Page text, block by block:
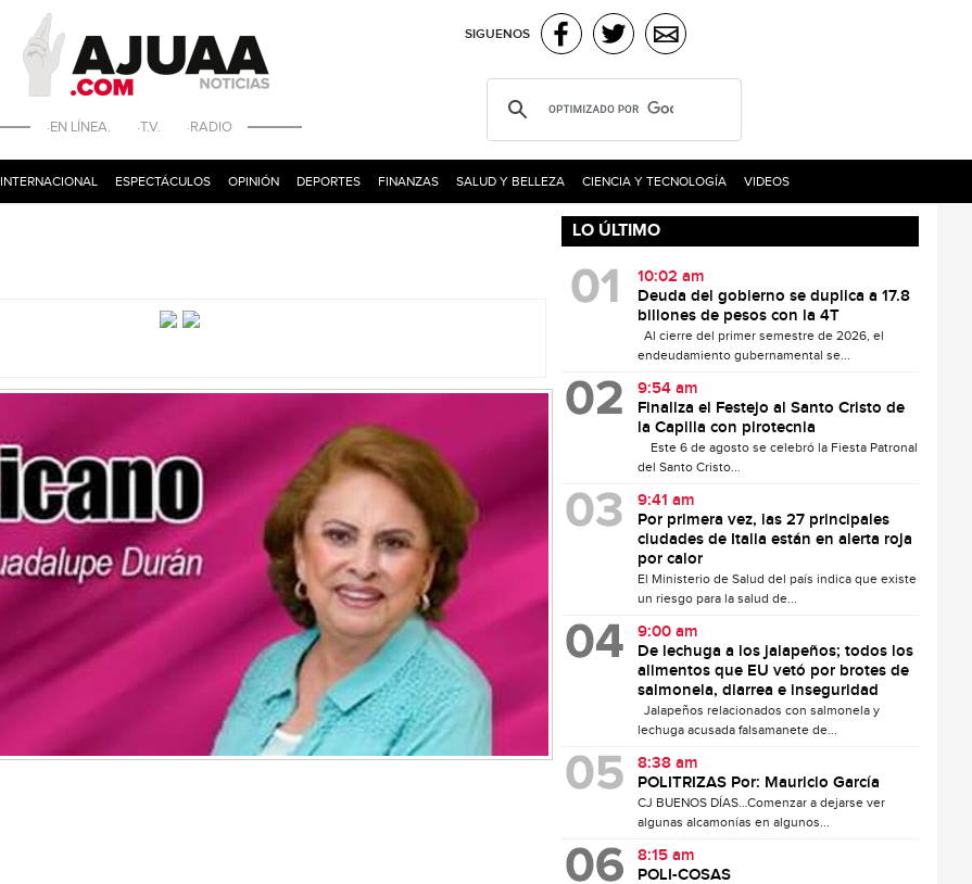
·EN LÍNEA. ·T.V. ·RADIO
SIGUENOS
INTERNACIONAL ESPECTÁCULOS OPINIÓN DEPORTES FINANZAS SALUD Y BELLEZA CIENCIA Y TECNOLOGÍA VIDEOS
LO ÚLTIMO
10:02 am
Deuda del gobierno se duplica a 17.8
billones de pesos con la 4T
Al cierre del primer semestre de 2026, el
endeudamiento gubernamental se...
9:54 am
Finaliza el Festejo al Santo Cristo de
la Capilla con pirotecnia
Este 6 de agosto se celebró la Fiesta Patronal
del Santo Cristo...
9:41 am
Por primera vez, las 27 principales
ciudades de Italia están en alerta roja
por calor
El Ministerio de Salud del país indica que existe
un riesgo para la salud de...
9:00 am
De lechuga a los jalapeños; todos los
alimentos que EU vetó por brotes de
salmonela, diarrea e inseguridad
Jalapeños relacionados con salmonela y
lechuga acusada falsamanete de...
8:38 am
POLITRIZAS Por: Mauricio García
CJ BUENOS DÍAS…Comenzar a dejarse ver
algunas alcamonías en algunos...
8:15 am
POLI-COSAS